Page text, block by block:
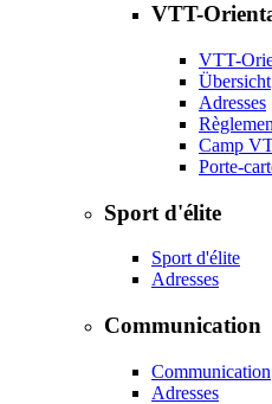
VTT-
VTT-
Übersicht
Adresses
Camp
Porte-
Sport d'élite
Sport d'élite
Adresses
Communication
Communication
Adresses